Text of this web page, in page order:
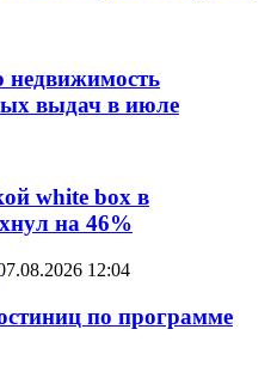
недвижимость
выдач в июле
white box в
на 46%
12:04
по программе